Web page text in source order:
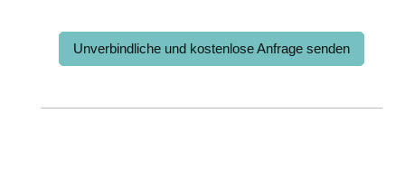
Unverbindliche und kostenlose Anfrage senden